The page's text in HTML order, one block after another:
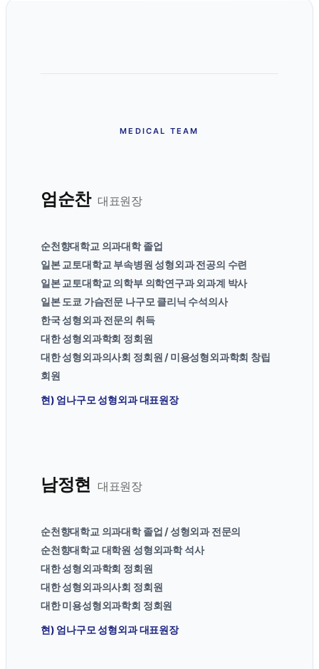
MEDICAL TEAM
엄순찬 대표원장
순천향대학교 의과대학 졸업
일본 교토대학교 부속병원 성형외과 전공의 수련
일본 교토대학교 의학부 의학연구과 외과계 박사
일본 도쿄 가슴전문 나구모 클리닉 수석의사
한국 성형외과 전문의 취득
대한 성형외과학회 정회원
대한 성형외과의사회 정회원 / 미용성형외과학회 창립
회원
현) 엄나구모 성형외과 대표원장
남정현 대표원장
순천향대학교 의과대학 졸업 / 성형외과 전문의
순천향대학교 대학원 성형외과학 석사
대한 성형외과학회 정회원
대한 성형외과의사회 정회원
대한 미용성형외과학회 정회원
현) 엄나구모 성형외과 대표원장